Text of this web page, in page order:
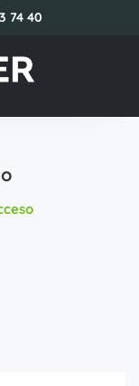
74 40